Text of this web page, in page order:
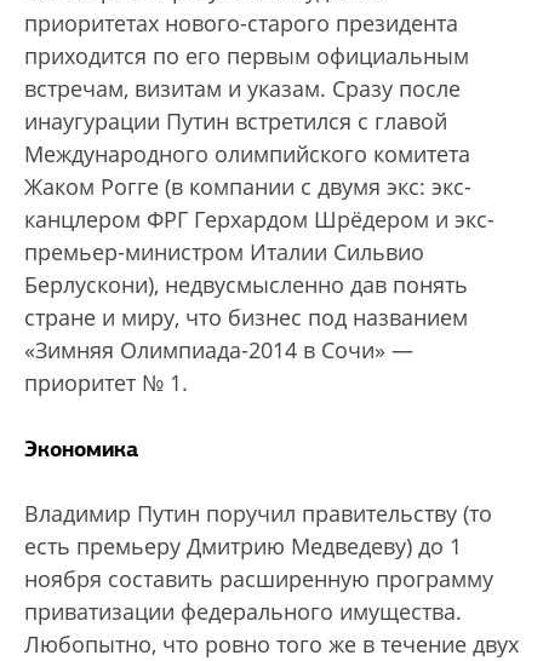
приоритетах нового-старого президента
приходится по его первым официальным
встречам, визитам и указам. Сразу после
инаугурации Путин встретился с главой
Международного олимпийского комитета
Жаком Рогге (в компании с двумя экс: экс-
канцлером ФРГ Герхардом Шрёдером и экс-
премьер-министром Италии Сильвио
Берлускони), недвусмысленно дав понять
стране и миру, что бизнес под названием
«Зимняя Олимпиада-2014 в Сочи» —
приоритет № 1.
Экономика
Владимир Путин поручил правительству (то
есть премьеру Дмитрию Медведеву) до 1
ноября составить расширенную программу
приватизации федерального имущества.
Любопытно, что ровно того же в течение двух